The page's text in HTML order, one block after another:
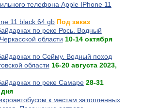
телефона Apple IPhone 11
11 black 64 gb Под заказ
по реке Рось. Водный
области 10-14 октября
по Сейму. Водный поход
области 16-20 августа 2023,
по реке Самаре 28-31
дня
к местам затопленных